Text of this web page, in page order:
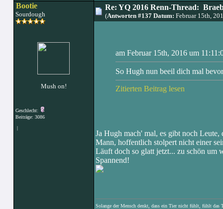
Bootie
Sourdough
Mush on!
Geschlecht:
Beiträge: 3086
|
Re: YQ 2016 Renn-Thread:
(Antworten #137 Datum: Februar 15th,
am Februar 15th, 2016 um
So Hugh nun beeil dich mal
Zitierten Beitrag lesen
Ja Hugh mach' mal, es gibt noch
Mann, hoffentlich stolpert nicht einer
Läuft doch so glatt jetzt... zu schön um
Spannend!
Solange der Mensch denkt, dass ein Tier nicht fühlt, fühlt das